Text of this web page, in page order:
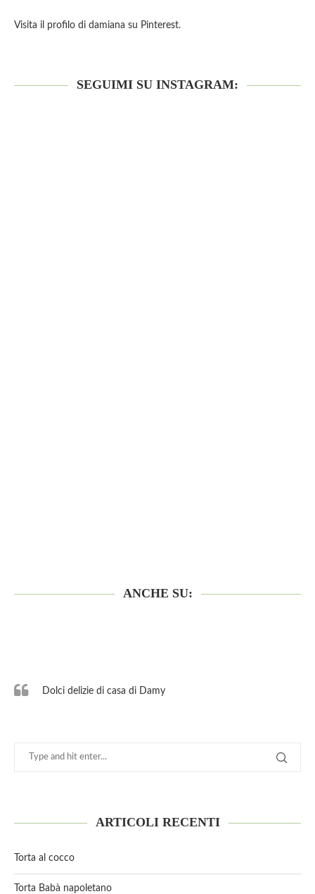
Visita il profilo di damiana su Pinterest.
SEGUIMI SU INSTAGRAM:
ANCHE SU:
Dolci delizie di casa di Damy
ARTICOLI RECENTI
Torta al cocco
Torta Babà napoletano